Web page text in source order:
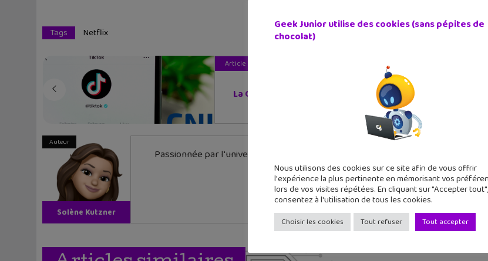
Tags Netflix
Article précédent
La CNIL sanctionne Tiktok
Auteur
Solène Kutzner
Passionnée par l'univers des animés, j'aime apprendre et faire découvrir !
Geek Junior utilise des cookies (sans pépites de
chocolat)
Nous utilisons des cookies sur ce site afin de vous offrir
l'expérience la plus pertinente en mémorisant vos
lors de vos visites répétées. En cliquant sur "Accepter
consentez à l'utilisation de tous les cookies.
Choisir les cookies Tout refuser Tout accepter